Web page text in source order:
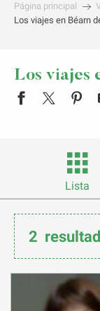
Página principal
Los viajes en Béarn
Los viajes
Lista
2